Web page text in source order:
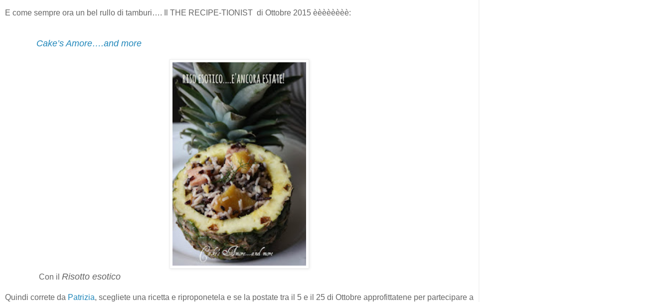
E come sempre ora un bel rullo di tamburi…. Il THE RECIPE-TIONIST di Ottobre 2015 èèèèèèèè:
Cake’s Amore….and more
Con il Risotto esotico
Quindi correte da Patrizia, scegliete una ricetta e riproponetela e se la postate tra il 5 e il 25 di Ottobre approfittatene per partecipare a